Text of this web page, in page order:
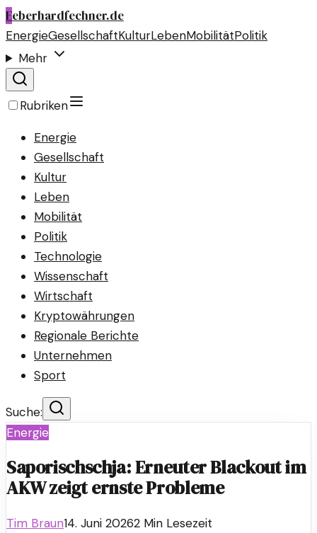
Eeberhardfechner.de
EnergieGesellschaftKulturLebenMobilitätPolitik
Mehr
Rubriken
Energie
Gesellschaft
Kultur
Leben
Mobilität
Politik
Technologie
Wissenschaft
Wirtschaft
Kryptowährungen
Regionale Berichte
Unternehmen
Sport
Suche:
Energie
Saporischschja: Erneuter Blackout im
AKW zeigt ernste Probleme
Tim Braun14. Juni 20262 Min Lesezeit